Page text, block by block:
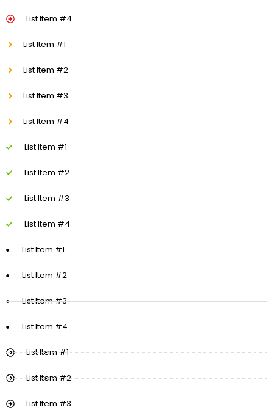
List Item #4
List Item #1
List Item #2
List Item #3
List Item #4
List Item #1
List Item #2
List Item #3
List Item #4
List Item #1
List Item #2
List Item #3
List Item #4
List Item #1
List Item #2
List Item #3